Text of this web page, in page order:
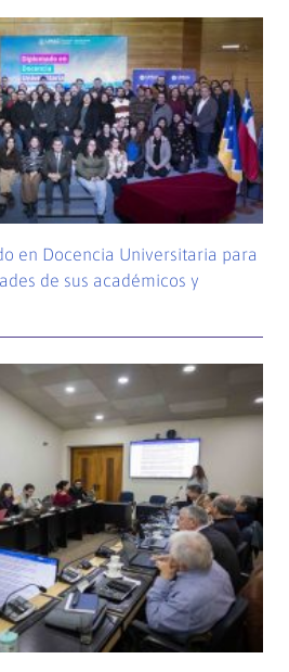
en Docencia Universitaria para
de sus académicos y